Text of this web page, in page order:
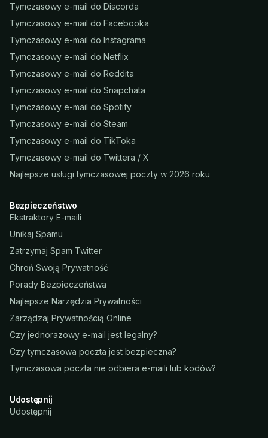
Tymczasowy e-mail do Discorda
Tymczasowy e-mail do Facebooka
Tymczasowy e-mail do Instagrama
Tymczasowy e-mail do Netflix
Tymczasowy e-mail do Reddita
Tymczasowy e-mail do Snapchata
Tymczasowy e-mail do Spotify
Tymczasowy e-mail do Steam
Tymczasowy e-mail do TikToka
Tymczasowy e-mail do Twittera / X
Najlepsze usługi tymczasowej poczty w 2026 roku
Bezpieczeństwo
Ekstraktory E-maili
Unikaj Spamu
Zatrzymaj Spam Twitter
Chroń Swoją Prywatność
Porady Bezpieczeństwa
Najlepsze Narzędzia Prywatności
Zarządzaj Prywatnością Online
Czy jednorazowy e-mail jest legalny?
Czy tymczasowa poczta jest bezpieczna?
Tymczasowa poczta nie odbiera e-maili lub kodów?
Udostępnij
Udostępnij